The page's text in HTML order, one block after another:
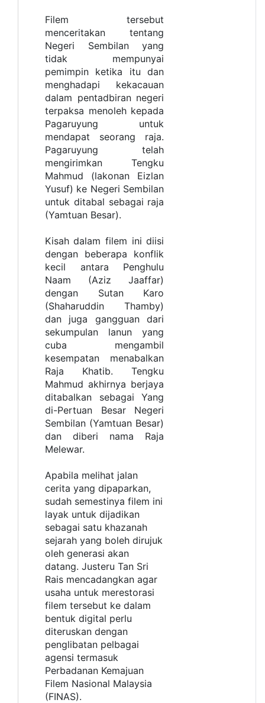
Filem tersebut
menceritakan tentang
Negeri Sembilan yang
tidak mempunyai
pemimpin ketika itu dan
menghadapi kekacauan
dalam pentadbiran negeri
terpaksa menoleh kepada
Pagaruyung untuk
mendapat seorang raja.
Pagaruyung telah
mengirimkan Tengku
Mahmud (lakonan Eizlan
Yusuf) ke Negeri Sembilan
untuk ditabal sebagai raja
(Yamtuan Besar).
Kisah dalam filem ini diisi
dengan beberapa konflik
kecil antara Penghulu
Naam (Aziz Jaaffar)
dengan Sutan Karo
(Shaharuddin Thamby)
dan juga gangguan dari
sekumpulan lanun yang
cuba mengambil
kesempatan menabalkan
Raja Khatib. Tengku
Mahmud akhirnya berjaya
ditabalkan sebagai Yang
di-Pertuan Besar Negeri
Sembilan (Yamtuan Besar)
dan diberi nama Raja
Melewar.
Apabila melihat jalan
cerita yang dipaparkan,
sudah semestinya filem ini
layak untuk dijadikan
sebagai satu khazanah
sejarah yang boleh dirujuk
oleh generasi akan
datang. Justeru Tan Sri
Rais mencadangkan agar
usaha untuk merestorasi
filem tersebut ke dalam
bentuk digital perlu
diteruskan dengan
penglibatan pelbagai
agensi termasuk
Perbadanan Kemajuan
Filem Nasional Malaysia
(FINAS).